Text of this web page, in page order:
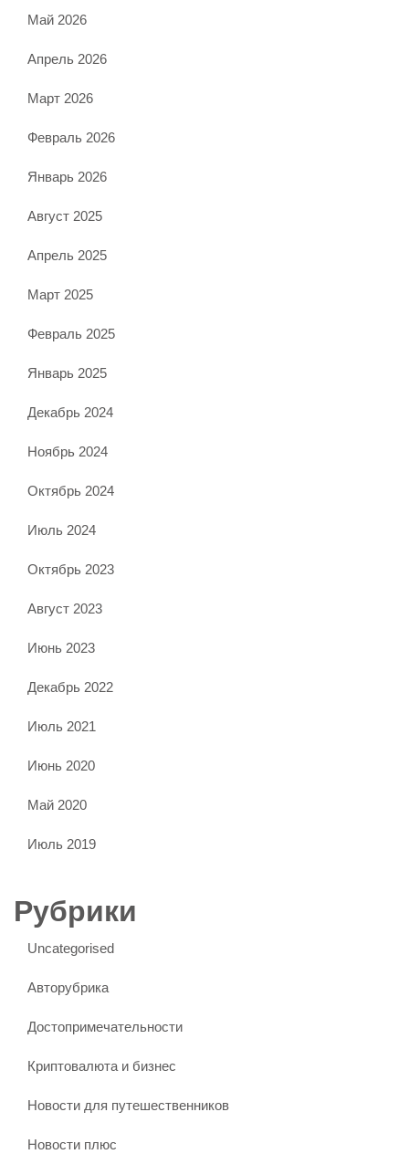
Май 2026
Апрель 2026
Март 2026
Февраль 2026
Январь 2026
Август 2025
Апрель 2025
Март 2025
Февраль 2025
Январь 2025
Декабрь 2024
Ноябрь 2024
Октябрь 2024
Июль 2024
Октябрь 2023
Август 2023
Июнь 2023
Декабрь 2022
Июль 2021
Июнь 2020
Май 2020
Июль 2019
Рубрики
Uncategorised
Авторубрика
Достопримечательности
Криптовалюта и бизнес
Новости для путешественников
Новости плюс